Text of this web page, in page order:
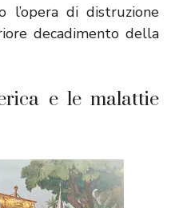
l’opera di distruzione
decadimento della
e le malattie